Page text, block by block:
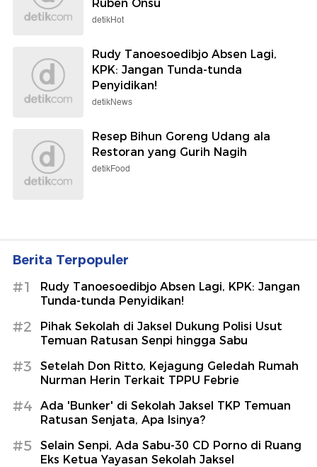
Ruben Onsu
detikHot
Rudy Tanoesoedibjo Absen Lagi,
KPK: Jangan Tunda-tunda
Penyidikan!
detikNews
Resep Bihun Goreng Udang ala
Restoran yang Gurih Nagih
detikFood
Berita Terpopuler
#1
Rudy Tanoesoedibjo Absen Lagi, KPK: Jangan
Tunda-tunda Penyidikan!
#2
Pihak Sekolah di Jaksel Dukung Polisi Usut
Temuan Ratusan Senpi hingga Sabu
#3
Setelah Don Ritto, Kejagung Geledah Rumah
Nurman Herin Terkait TPPU Febrie
#4
Ada 'Bunker' di Sekolah Jaksel TKP Temuan
Ratusan Senjata, Apa Isinya?
#5
Selain Senpi, Ada Sabu-30 CD Porno di Ruang
Eks Ketua Yayasan Sekolah Jaksel